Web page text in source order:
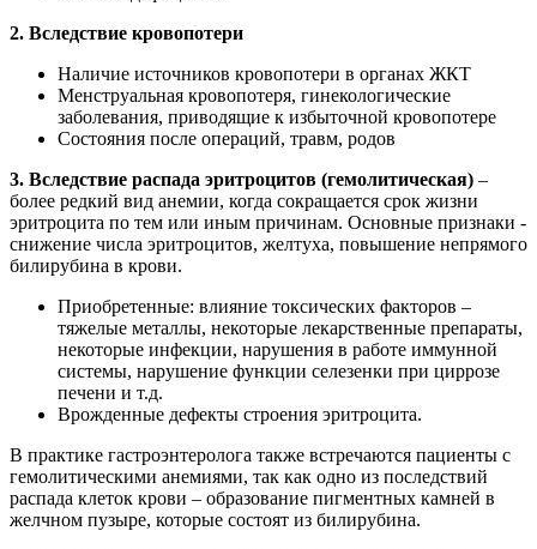
2. Вследствие кровопотери
Наличие источников кровопотери в органах ЖКТ
Менструальная кровопотеря, гинекологические
заболевания, приводящие к избыточной кровопотере
Состояния после операций, травм, родов
3. Вследствие распада эритроцитов (гемолитическая) –
более редкий вид анемии, когда сокращается срок жизни
эритроцита по тем или иным причинам. Основные признаки -
снижение числа эритроцитов, желтуха, повышение непрямого
билирубина в крови.
Приобретенные: влияние токсических факторов –
тяжелые металлы, некоторые лекарственные препараты,
некоторые инфекции, нарушения в работе иммунной
системы, нарушение функции селезенки при циррозе
печени и т.д.
Врожденные дефекты строения эритроцита.
В практике гастроэнтеролога также встречаются пациенты с
гемолитическими анемиями, так как одно из последствий
распада клеток крови – образование пигментных камней в
желчном пузыре, которые состоят из билирубина.